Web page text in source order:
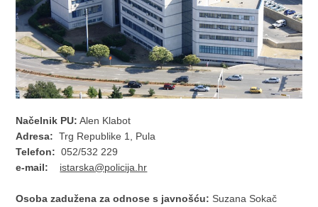
Načelnik PU: Alen Klabot
Adresa: Trg Republike 1, Pula
Telefon: 052/532 229
e-mail:
istarska@policija.hr
Osoba zadužena za odnose s javnošću: Suzana Sokač